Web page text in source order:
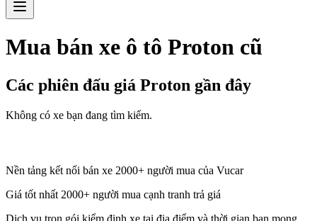
Mua bán xe ô tô Proton cũ
Các phiên đấu giá Proton gần đây
Không có xe bạn đang tìm kiếm.
Nền tảng kết nối bán xe 2000+ người mua của Vucar
Giá tốt nhất 2000+ người mua cạnh tranh trả giá
Dịch vụ trọn gói kiểm định xe tại địa điểm và thời gian bạn mong